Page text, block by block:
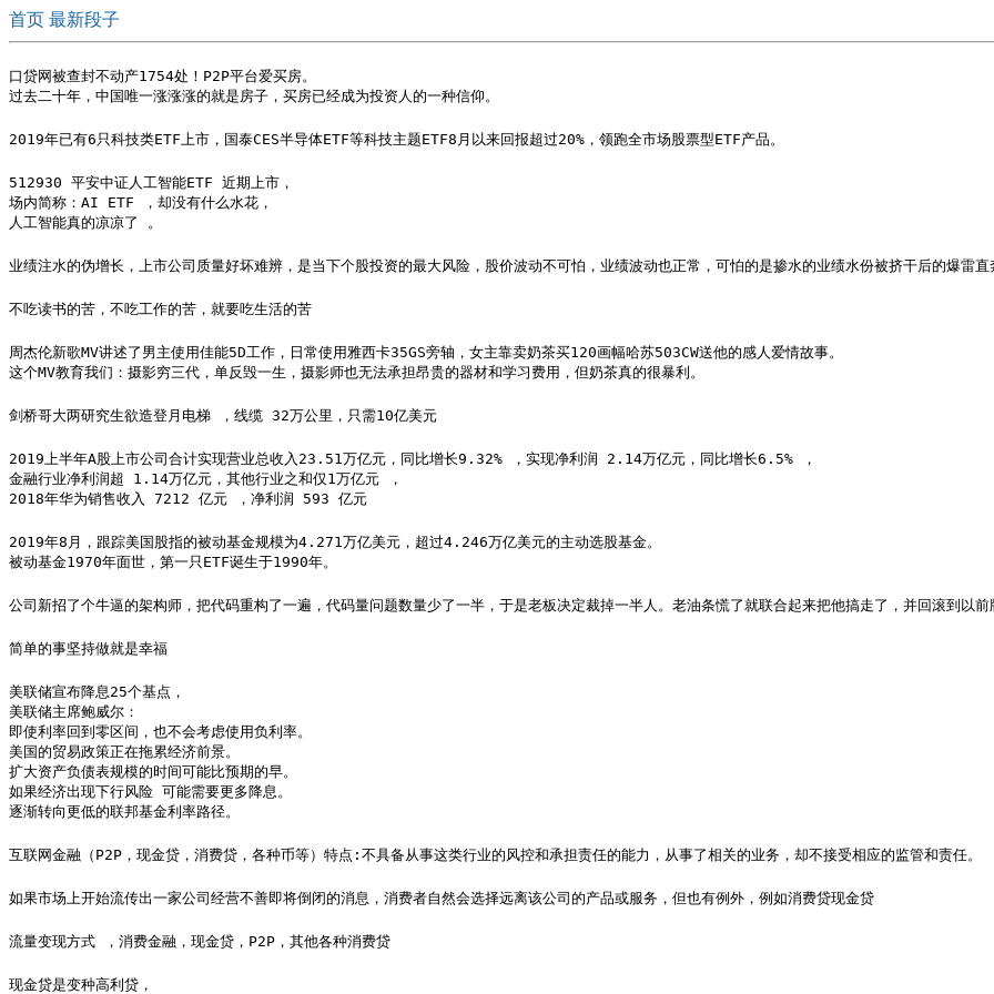
首页 最新段子
口贷网被查封不动产1754处！P2P平台爱买房。
过去二十年，中国唯一涨涨涨的就是房子，买房已经成为投资人的一种信仰。
2019年已有6只科技类ETF上市，国泰CES半导体ETF等科技主题ETF8月以来回报超过20%，领跑全市场股票型ETF产品。
512930 平安中证人工智能ETF 近期上市，
场内简称：AI ETF ，却没有什么水花，
人工智能真的凉凉了 。
业绩注水的伪增长，上市公司质量好坏难辨，是当下个股投资的最大风险，股价波动不可怕，业绩波动也正常，可怕的是掺水的业绩水份被挤干后的爆雷直
不吃读书的苦，不吃工作的苦，就要吃生活的苦
周杰伦新歌MV讲述了男主使用佳能5D工作，日常使用雅西卡35GS旁轴，女主靠卖奶茶买120画幅哈苏503CW送他的感人爱情故事。
这个MV教育我们：摄影穷三代，单反毁一生，摄影师也无法承担昂贵的器材和学习费用，但奶茶真的很暴利。
剑桥哥大两研究生欲造登月电梯 ，线缆 32万公里，只需10亿美元
2019上半年A股上市公司合计实现营业总收入23.51万亿元，同比增长9.32% ，实现净利润 2.14万亿元，同比增长6.5% ，
金融行业净利润超 1.14万亿元，其他行业之和仅1万亿元 ，
2018年华为销售收入 7212 亿元 ，净利润 593 亿元
2019年8月，跟踪美国股指的被动基金规模为4.271万亿美元，超过4.246万亿美元的主动选股基金。
被动基金1970年面世，第一只ETF诞生于1990年。
公司新招了个牛逼的架构师，把代码重构了一遍，代码量问题数量少了一半，于是老板决定裁掉一半人。老油条慌了就联合起来把他搞走了，并回滚到以前
简单的事坚持做就是幸福
美联储宣布降息25个基点，
美联储主席鲍威尔：
即使利率回到零区间，也不会考虑使用负利率。
美国的贸易政策正在拖累经济前景。
扩大资产负债表规模的时间可能比预期的早。
如果经济出现下行风险 可能需要更多降息。
逐渐转向更低的联邦基金利率路径。
互联网金融（P2P，现金贷，消费贷，各种币等）特点:不具备从事这类行业的风控和承担责任的能力，从事了相关的业务，却不接受相应的监管和责任。
如果市场上开始流传出一家公司经营不善即将倒闭的消息，消费者自然会选择远离该公司的产品或服务，但也有例外，例如消费贷现金贷
流量变现方式 ，消费金融，现金贷，P2P，其他各种消费贷
现金贷是变种高利贷，